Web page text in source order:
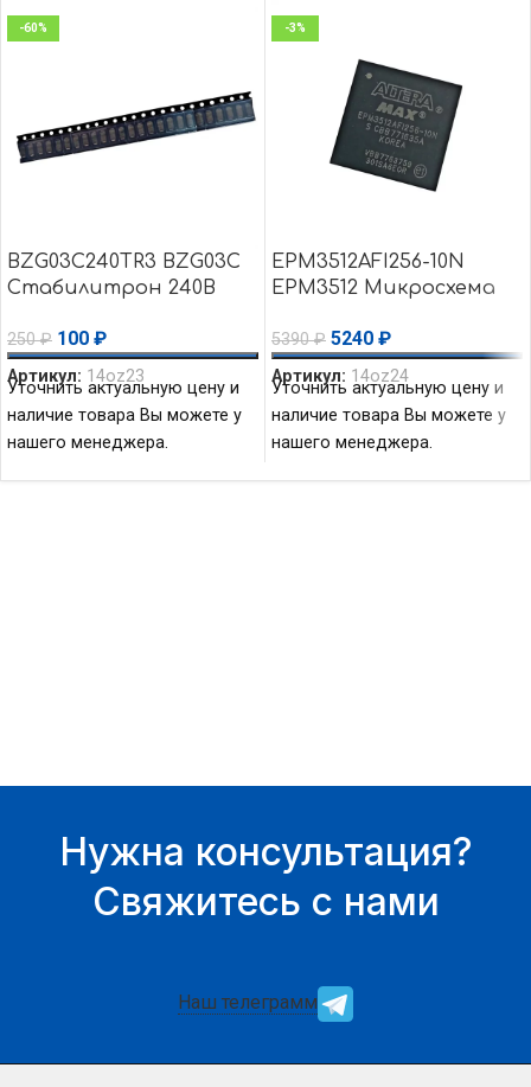
-60%
BZG03C240TR3 BZG03C
Стабилитрон 240В
250₽ 100 ₽
Артикул: 14oz23
Уточнить актуальную цену и
наличие товара Вы можете у
нашего менеджера.
-3%
EPM3512AFI256-10N
EPM3512 Микросхема
3000A 512 Macro Altera
5390₽ 5240 ₽
Артикул: 14oz24
Уточнить актуальную цену и
наличие товара Вы можете у
нашего менеджера.
Нужна консультация?
Свяжитесь с нами
Наш телеграмм